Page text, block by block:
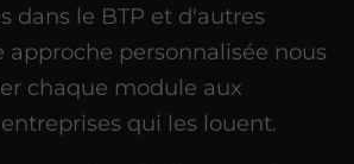
dans le BTP et d'autres
approche personnalisée nous
chaque module aux
qui les louent.